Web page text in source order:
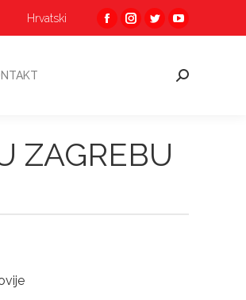
Hrvatski
Facebook
Instagram
Twitter
opens
YouTube
opens
Pretraga:
ZAGREBU
Pretraga: